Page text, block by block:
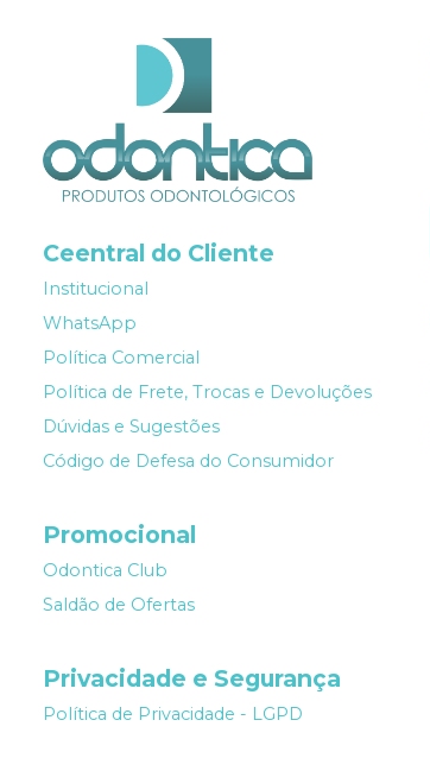
Ceentral do Cliente
Institucional
WhatsApp
Política Comercial
Política de Frete, Trocas e Devoluções
Dúvidas e Sugestões
Código de Defesa do Consumidor
Promocional
Odontica Club
Saldão de Ofertas
Privacidade e Segurança
Política de Privacidade - LGPD